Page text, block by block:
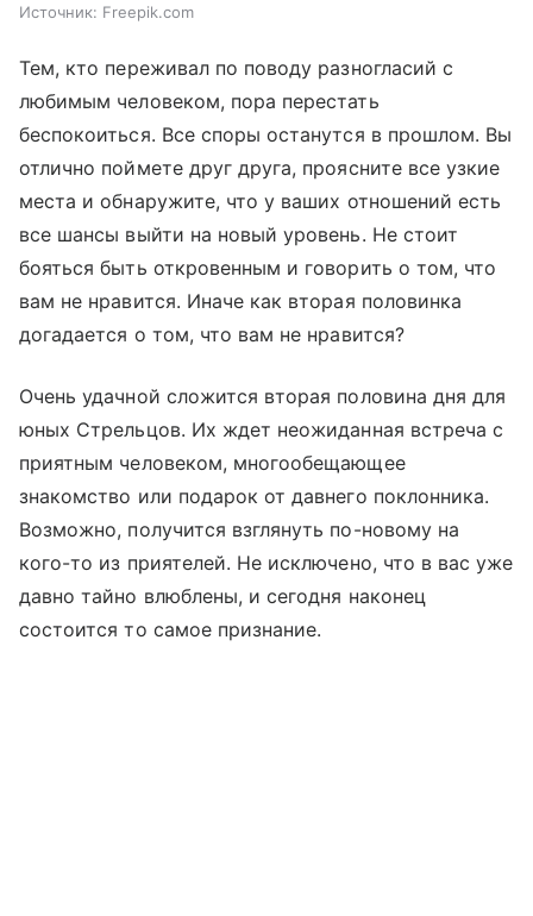
Источник: Freepik.com
Тем, кто переживал по поводу разногласий с
любимым человеком, пора перестать
беспокоиться. Все споры останутся в прошлом. Вы
отлично поймете друг друга, проясните все узкие
места и обнаружите, что у ваших отношений есть
все шансы выйти на новый уровень. Не стоит
бояться быть откровенным и говорить о том, что
вам не нравится. Иначе как вторая половинка
догадается о том, что вам не нравится?
Очень удачной сложится вторая половина дня для
юных Стрельцов. Их ждет неожиданная встреча с
приятным человеком, многообещающее
знакомство или подарок от давнего поклонника.
Возможно, получится взглянуть по-новому на
кого-то из приятелей. Не исключено, что в вас уже
давно тайно влюблены, и сегодня наконец
состоится то самое признание.